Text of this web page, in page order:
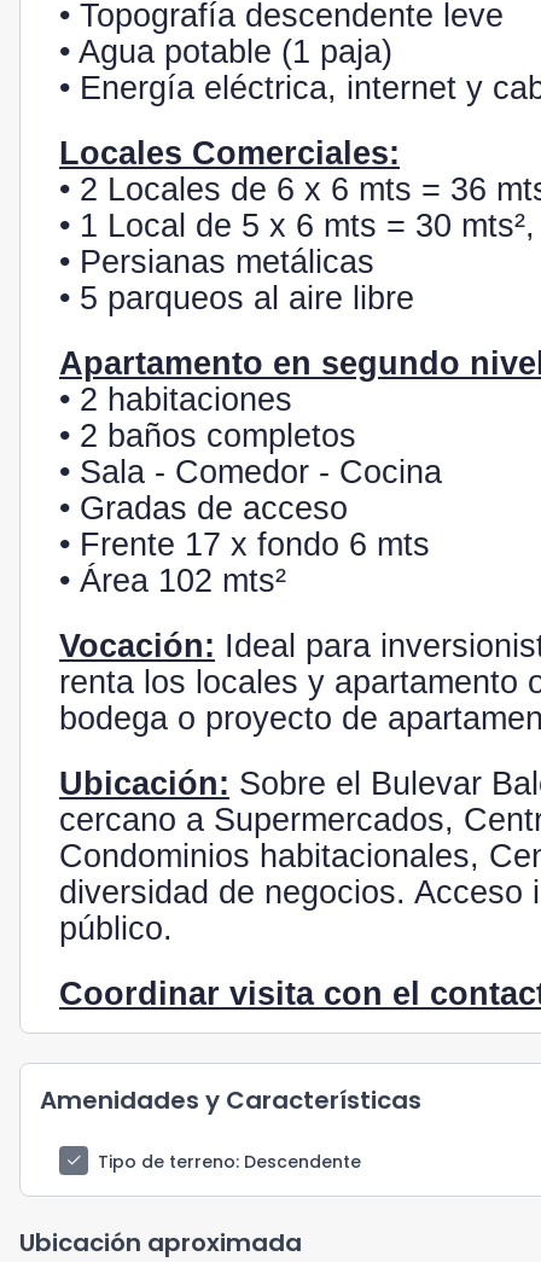
• Topografía descendente leve
• Agua potable (1 paja)
• Energía eléctrica, internet y
Locales Comerciales:
• 2 Locales de 6 x 6 mts = 36
• 1 Local de 5 x 6 mts = 30
• Persianas metálicas
• 5 parqueos al aire libre
Apartamento en segundo
• 2 habitaciones
• 2 baños completos
• Sala - Comedor - Cocina
• Gradas de acceso
• Frente 17 x fondo 6 mts
• Área 102 mts²
Vocación: Ideal para
renta los locales y apartamento
bodega o proyecto de
Ubicación: Sobre el Bulevar
cercano a Supermercados,
Condominios habitacionales,
diversidad de negocios. Acceso
público.
Coordinar visita con el
Amenidades y Características
check Tipo de terreno: Descendente
Ubicación aproximada